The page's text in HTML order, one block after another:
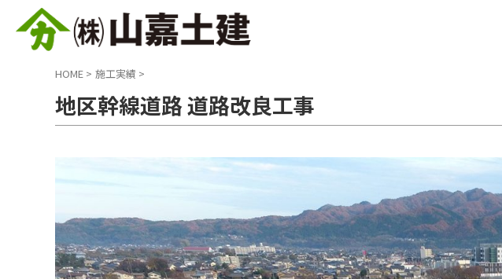
HOME > 施工実績 >
地区幹線道路 道路改良工事